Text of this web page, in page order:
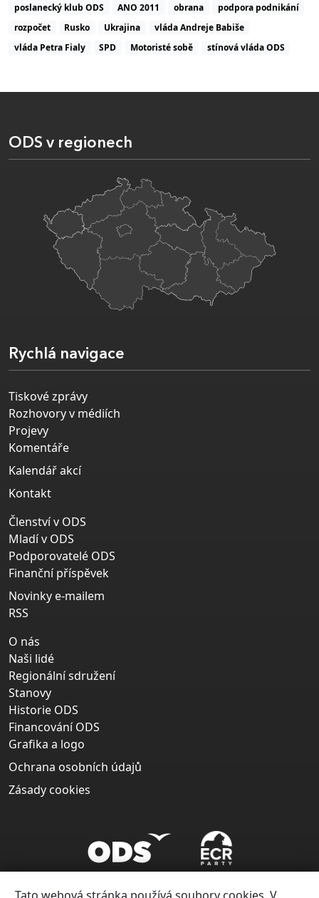
poslanecký klub ODS
ANO 2011 obrana
podpora podnikání
rozpočet
Rusko Ukrajina
vláda Andreje Babiše
vláda Petra Fialy
SPD Motoristé sobě stínová vláda ODS
ODS v regionech
Rychlá navigace
Tiskové zprávy
Rozhovory v médiích
Projevy
Komentáře
Kalendář akcí
Kontakt
Členství v ODS
Mladí v ODS
Podporovatelé ODS
Finanční příspěvek
Novinky e-mailem
RSS
O nás
Naši lidé
Regionální sdružení
Stanovy
Historie ODS
Financování ODS
Grafika a logo
Ochrana osobních údajů
Zásady cookies